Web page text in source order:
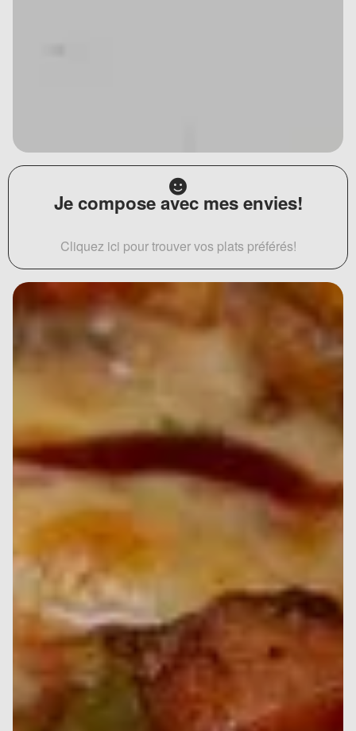
Je compose avec mes envies!
Cliquez ici pour trouver vos plats préférés!